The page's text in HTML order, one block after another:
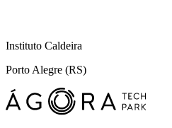
Instituto Caldeira
Porto Alegre (RS)